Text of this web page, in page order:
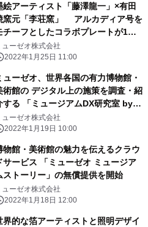
絵アーティスト「藤澤龍一」×有田
窯元「李荘窯」 アルカディア号を
チーフとしたコラボプレートが1月
日発売
ューゼオ株式会社
2022年1月25日 11:00
ューゼオ、世界各国の有力博物館・
術館の デジタル上の施策を調査・紹
する 「ミュージアムDX研究室 by
ューゼオ」を公開
ューゼオ株式会社
2022年1月19日 10:00
物館・美術館の魅力を伝えるクラウ
サービス 「ミューゼオ ミュージア
ストーリー」の無償提供を開始
ューゼオ株式会社
2022年1月18日 12:00
界的な箔アーティストと照明デザイ